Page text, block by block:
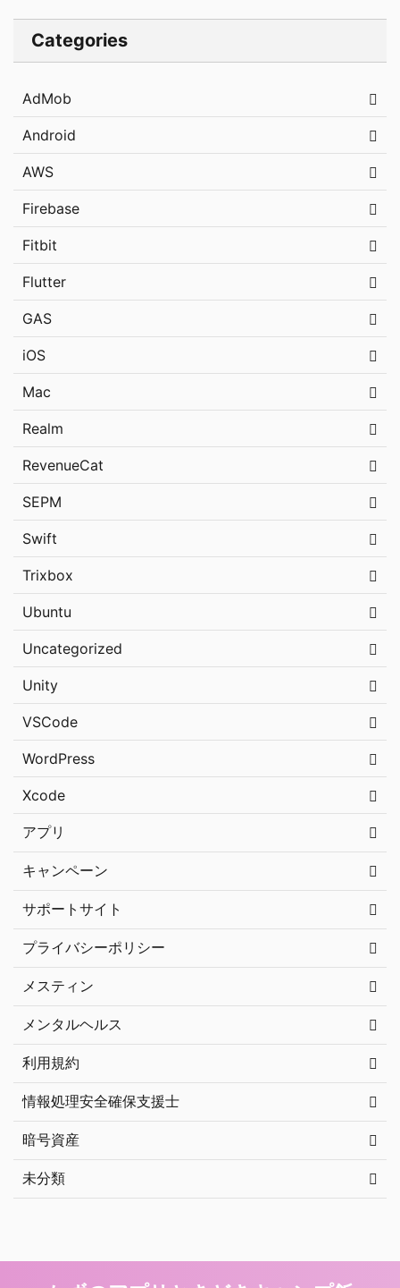
Categories
AdMob
Android
AWS
Firebase
Fitbit
Flutter
GAS
iOS
Mac
Realm
RevenueCat
SEPM
Swift
Trixbox
Ubuntu
Uncategorized
Unity
VSCode
WordPress
Xcode
アプリ
キャンペーン
サポートサイト
プライバシーポリシー
メスティン
メンタルヘルス
利用規約
情報処理安全確保支援士
暗号資産
未分類